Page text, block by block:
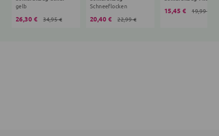
gelb
26,30 € 34,95 €
Schneeflocken
20,40 € 22,99 €
15,45 € 19,99 €